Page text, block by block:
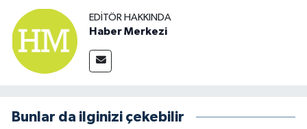
EDITÖR HAKKINDA
Haber Merkezi
Bunlar da ilginizi çekebilir